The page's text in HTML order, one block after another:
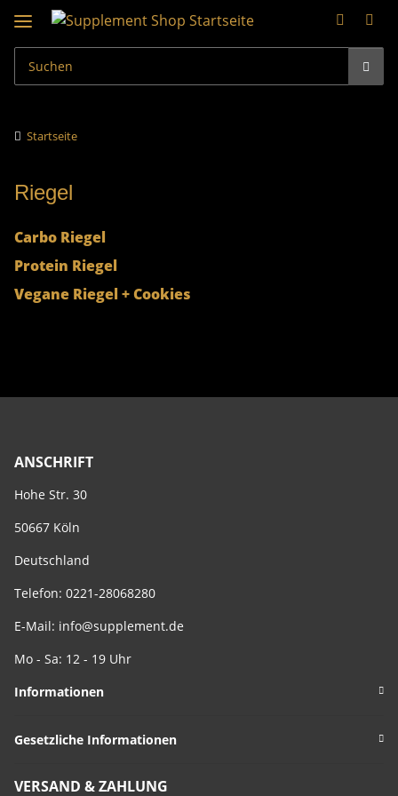
Startseite
Riegel
Carbo Riegel
Protein Riegel
Vegane Riegel + Cookies
ANSCHRIFT
Hohe Str. 30
50667 Köln
Deutschland
Telefon: 0221-28068280
E-Mail: info@supplement.de
Mo - Sa: 12 - 19 Uhr
Informationen
Gesetzliche Informationen
VERSAND & ZAHLUNG